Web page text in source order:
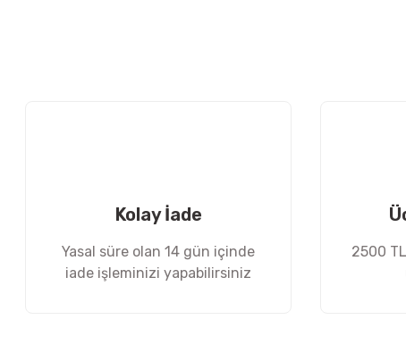
Kolay İade
Yasal süre olan 14 gün içinde
iade işleminizi yapabilirsiniz
2500